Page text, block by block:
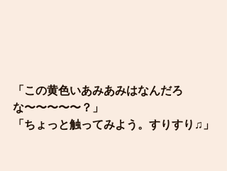
「この黄色いあみあみはなんだろ
な〜〜〜〜〜？」
「ちょっと触ってみよう。すりすり♫」